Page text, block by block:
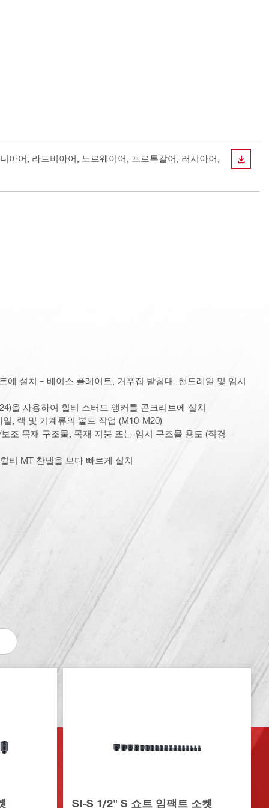
아어, 라트비아어, 노르웨이어, 포르투갈어, 러시아어, 다운로
에 설치 – 베이스 플레이트, 거푸집 받침대, 핸드레일 및 임시
을 사용하여 힐티 스터드 앵커를 콘크리트에 설치
, 랙 및 기계류의 볼트 작업 (M10-M20)
조 목재 구조물, 목재 지붕 또는 임시 구조물 용도 (직경
티 MT 찬넬을 보다 빠르게 설치
SI-S 1/2" S 쇼트 임팩트 소켓